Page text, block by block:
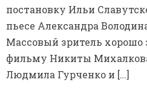
постановку Ильи
пьесе Александра
Массовый зритель хорошо
фильму Никиты
Людмила Гурченко и […]